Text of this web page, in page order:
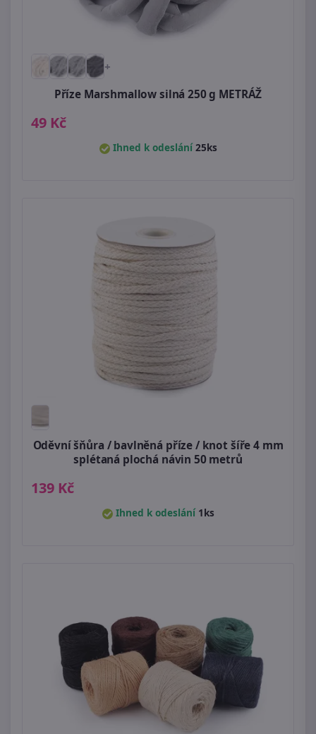
+
Příze Marshmallow silná 250 g METRÁŽ
49 Kč
Ihned k odeslání25ks
Oděvní šňůra / bavlněná příze / knot šíře 4 mm
splétaná plochá návin 50 metrů
139 Kč
Ihned k odeslání 1ks